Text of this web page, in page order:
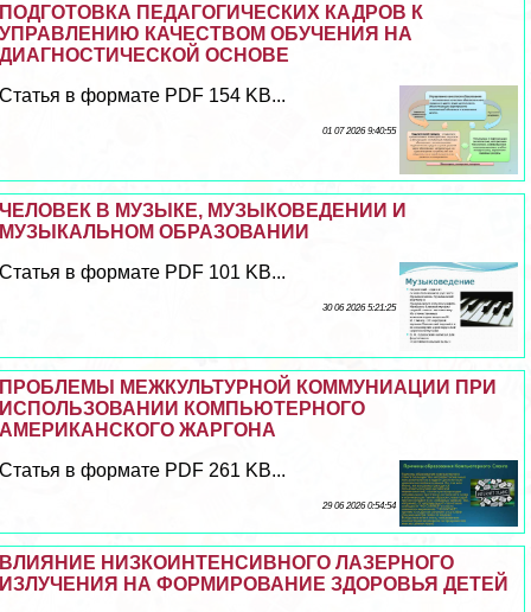
ПОДГОТОВКА ПЕДАГОГИЧЕСКИХ КАДРОВ К
УПРАВЛЕНИЮ КАЧЕСТВОМ ОБУЧЕНИЯ НА
ДИАГНОСТИЧЕСКОЙ ОСНОВЕ
Статья в формате PDF 154 KB...
01 07 2026 9:40:55
ЧЕЛОВЕК В МУЗЫКЕ, МУЗЫКОВЕДЕНИИ И
МУЗЫКАЛЬНОМ ОБРАЗОВАНИИ
Статья в формате PDF 101 KB...
30 06 2026 5:21:25
ПРОБЛЕМЫ МЕЖКУЛЬТУРНОЙ КОММУНИАЦИИ ПРИ
ИСПОЛЬЗОВАНИИ КОМПЬЮТЕРНОГО
АМЕРИКАНСКОГО ЖАРГОНА
Статья в формате PDF 261 KB...
29 06 2026 0:54:54
ВЛИЯНИЕ НИЗКОИНТЕНСИВНОГО ЛАЗЕРНОГО
ИЗЛУЧЕНИЯ НА ФОРМИРОВАНИЕ ЗДОРОВЬЯ ДЕТЕЙ